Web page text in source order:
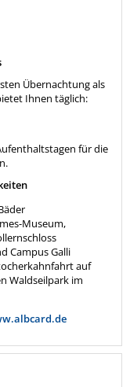
Übernachtung als
Ihnen täglich:
für die
Museum,
Campus Galli
auf
Waldseilpark im